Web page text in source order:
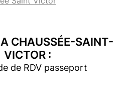
CHAUSSÉE-SAINT-
VICTOR :
de RDV passeport